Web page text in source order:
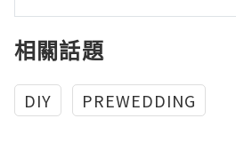
相關話題
DIY PREWEDDING